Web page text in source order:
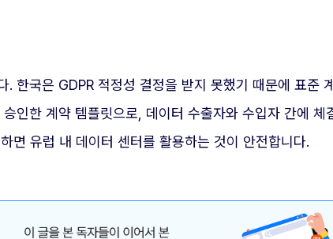
한국은 GDPR 적정성 결정을 받지 못했기 때문에 표준
인한 계약 템플릿으로, 데이터 수출자와 수입자 간에
면 유럽 내 데이터 센터를 활용하는 것이 안전합니다.